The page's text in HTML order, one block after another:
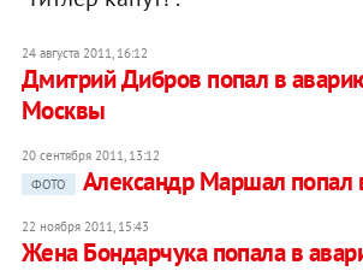
24 августа 2011, 16:12
Дмитрий Дибров попал в
Москвы
20 сентября 2011, 13:12
ФОТО
Александр Маршал попал
22 ноября 2011, 15:43
Жена Бондарчука попала в